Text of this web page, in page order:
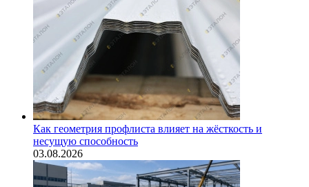
Как геометрия профлиста влияет на жёсткость и
несущую способность
03.08.2026